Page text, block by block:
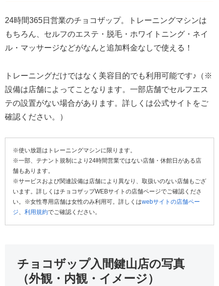
24時間365日営業のチョコザップ。トレーニングマシンは
もちろん、セルフのエステ・脱毛・ホワイトニング・ネイ
ル・マッサージなどがなんと追加料金なしで使える！
トレーニングだけではなく美容目的でも利用可能です♪（※
設備は店舗によってことなります。一部店舗でセルフエス
テの設置がない場合があります。詳しくは公式サイトをご
確認ください。）
※使い放題はトレーニングマシンに限ります。
※一部、テナント規制により24時間営業ではない店舗・休館日がある店
舗もあります。
※サービスおよび関連設備は店舗により異なり、取扱いのない店舗もござ
います。詳しくはチョコザップWEBサイトの店舗ページでご確認くださ
い。※女性専用店舗は女性のみ利用可。詳しくはwebサイトの店舗ペー
ジ、 利用規約でご確認ください。
チョコザップ入間鍵山店の写真
（外観・内観・イメージ）